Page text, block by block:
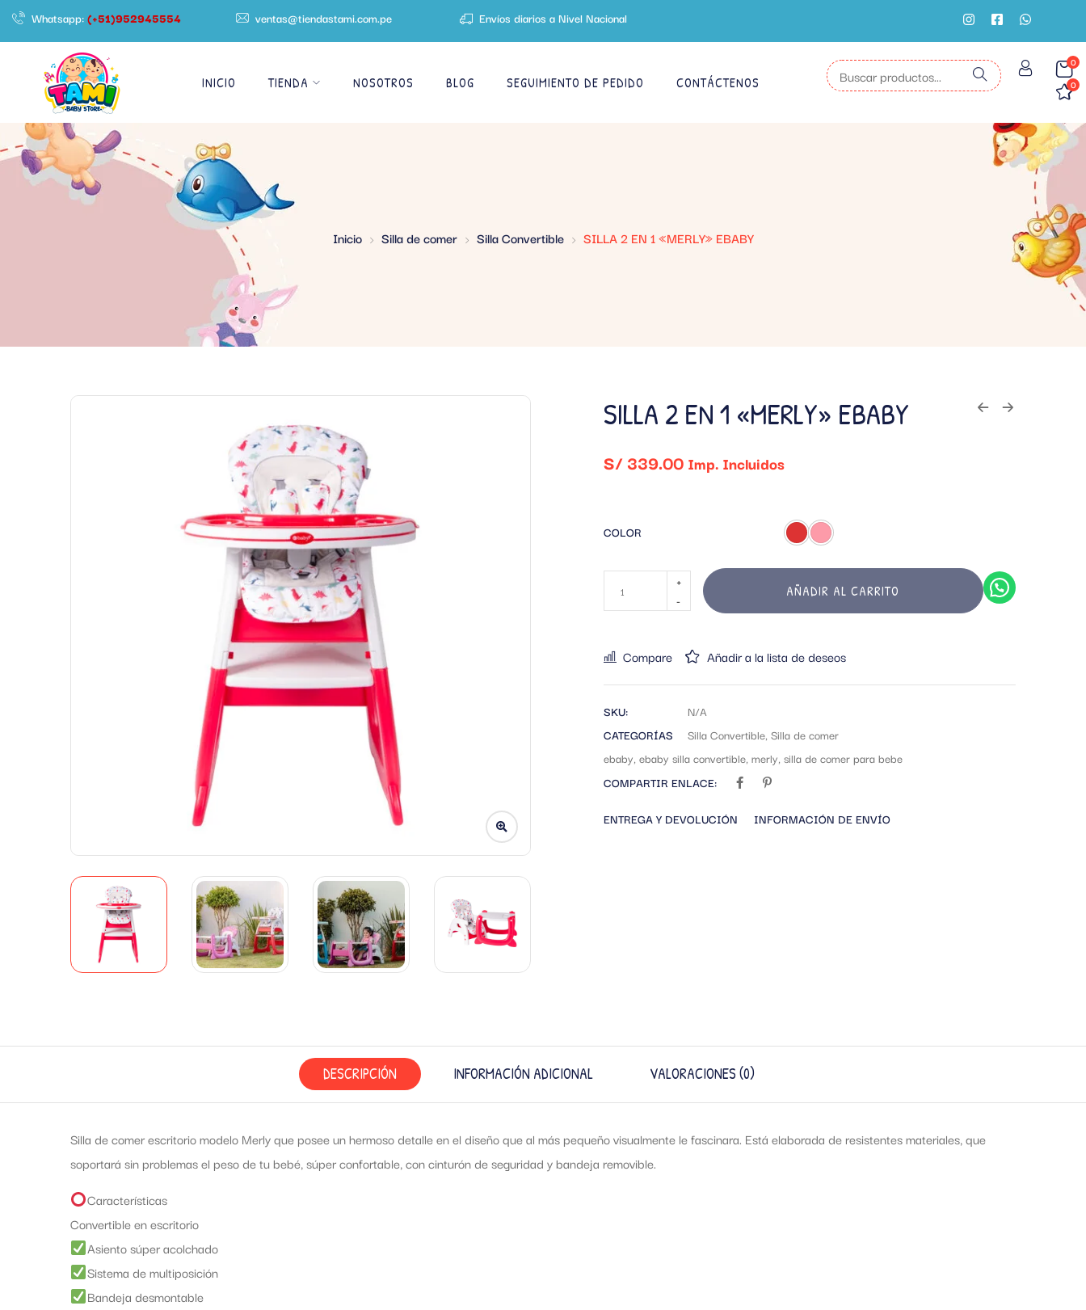
Whatsapp:(+51)952945554 ventas@tiendastami.com.pe Envíos diarios a Nivel Nacional
INICIO TIENDA NOSOTROS BLOG SEGUIMIENTO DE PEDIDO CONTÁCTENOS
0
0
Inicio Silla de comer Silla Convertible SILLA 2 EN 1 «MERLY» EBABY
SILLA 2 EN 1 «MERLY» EBABY
S/339.00 Imp. Incluidos
COLOR
AÑADIR AL CARRITO
Compare Añadir a la lista de deseos
SKU:
N/A
CATEGORÍAS
Silla Convertible, Silla de comer
ebaby, ebaby silla convertible, merly, silla de comer para bebe
COMPARTIR ENLACE:
ENTREGA Y DEVOLUCIÓN INFORMACIÓN DE ENVÍO
DESCRIPCIÓN INFORMACIÓN ADICIONAL VALORACIONES (0)
Silla de comer escritorio modelo Merly que posee un hermoso detalle en el diseño que al más pequeño visualmente le fascinara. Está elaborada de resistentes materiales, que
soportará sin problemas el peso de tu bebé, súper confortable, con cinturón de seguridad y bandeja removible.
Características
Convertible en escritorio
Asiento súper acolchado
Sistema de multiposición
Bandeja desmontable